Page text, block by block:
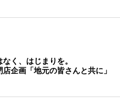
く、はじまりを。
企画「地元の皆さんと共に」